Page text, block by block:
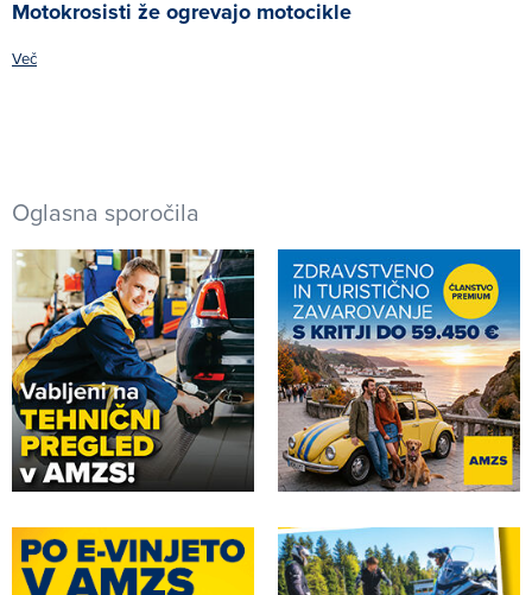
Motokrosisti že ogrevajo motocikle
Več
Oglasna sporočila